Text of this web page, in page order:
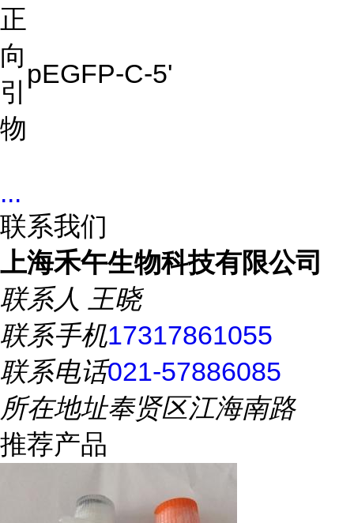
正
向
引
物
pEGFP-C-5'
...
联系我们
上海禾午生物科技有限公司
联系人 王晓
联系手机17317861055
联系电话021-57886085
所在地址奉贤区江海南路
推荐产品